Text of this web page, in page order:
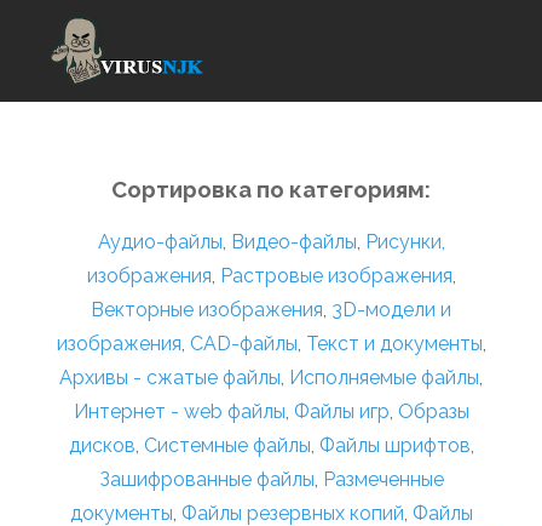
Сортировка по категориям:
Аудио-файлы, Видео-файлы, Рисунки,
изображения, Растровые изображения,
Векторные изображения, 3D-модели и
изображения, CAD-файлы, Текст и документы,
Архивы - сжатые файлы, Исполняемые файлы,
Интернет - web файлы, Файлы игр, Образы
дисков, Системные файлы, Файлы шрифтов,
Зашифрованные файлы, Размеченные
документы, Файлы резервных копий, Файлы